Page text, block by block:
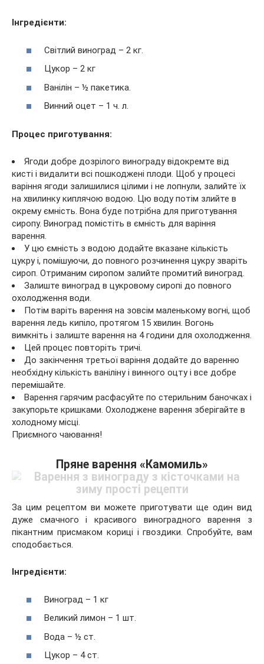
Інгредієнти:
Світлий виноград – 2 кг.
Цукор – 2 кг
Ванілін – ½ пакетика.
Винний оцет – 1 ч. л.
Процес приготування:
Ягоди добре дозрілого винограду відокремте від
кисті і видалити всі пошкоджені плоди. Щоб у процесі
варіння ягоди залишилися цілими і не лопнули, залийте їх
на хвилинку киплячою водою. Цю воду потім злийте в
окрему ємність. Вона буде потрібна для приготування
сиропу. Виноград помістіть в ємність для варіння
варення.
У цю ємність з водою додайте вказане кількість
цукру і, помішуючи, до повного розчинення цукру зваріть
сироп. Отриманим сиропом залийте промитий виноград.
Залиште виноград в цукровому сиропі до повного
охолодження води.
Потім варіть варення на зовсім маленькому вогні, щоб
варення ледь кипіло, протягом 15 хвилин. Вогонь
вимкніть і залиште варення на 4 години для охолодження.
Цей процес повторіть тричі.
До закінчення третьої варіння додайте до варенню
необхідну кількість ваніліну і винного оцту і все добре
перемішайте.
Варення гарячим расфасуйте по стерильним баночках і
закупорьте кришками. Охолоджене варення зберігайте в
холодному місці.
Приємного чаювання!
Пряне варення «Камомиль»
За цим рецептом ви можете приготувати ще один вид
дуже смачного і красивого виноградного варення з
пікантним присмаком кориці і гвоздики. Спробуйте, вам
сподобається.
Інгредієнти:
Виноград – 1 кг
Великий лимон – 1 шт.
Вода – ½ ст.
Цукор – 4 ст.